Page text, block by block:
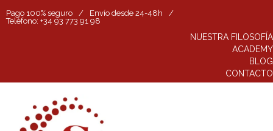
Pago 100% seguro / Envío desde 24-48h
/
Teléfono: +34 93 773 91 98
NUESTRA FILOSOFÍA
ACADEMY
BLOG
CONTACTO